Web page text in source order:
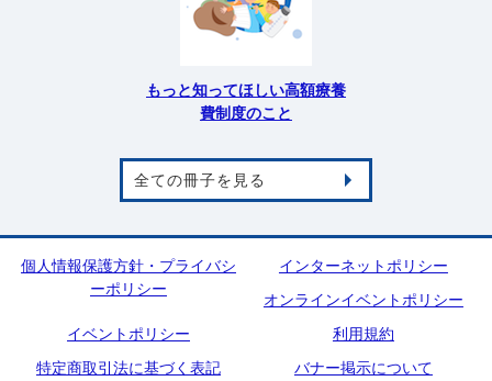
もっと知ってほしい高額療養
費制度のこと
全ての冊子を見る
個人情報保護方針・プライバシ
ーポリシー
インターネットポリシー
オンラインイベントポリシー
イベントポリシー
利用規約
特定商取引法に基づく表記
バナー掲示について